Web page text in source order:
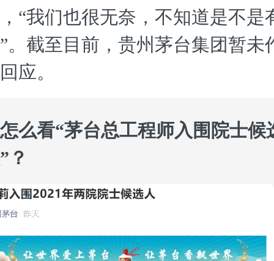
“我们也很无奈，不知道是不是
。截至目前，贵州茅台集团暂未
应。
么看“茅台总工程师入围院士候
？